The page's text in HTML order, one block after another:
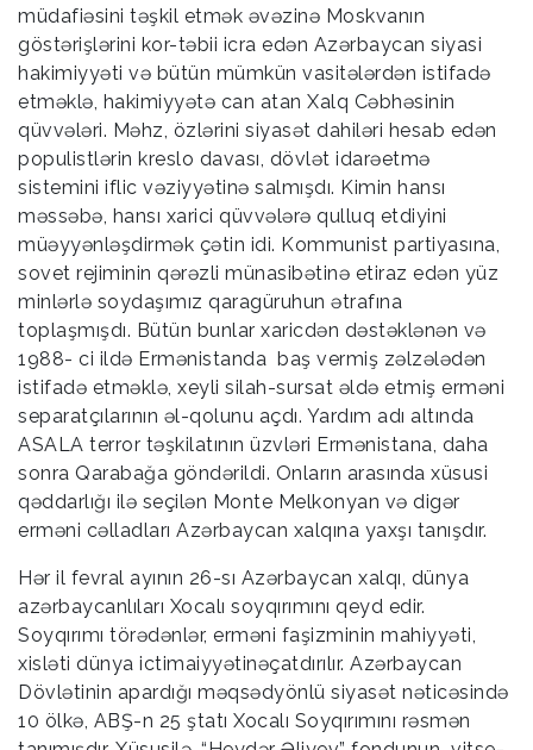
müdafiəsini təşkil etmək əvəzinə Moskvanın
göstərişlərini kor-təbii icra edən Azərbaycan siyasi
hakimiyyəti və bütün mümkün vasitələrdən istifadə
etməklə, hakimiyyətə can atan Xalq Cəbhəsinin
qüvvələri. Məhz, özlərini siyasət dahiləri hesab edən
populistlərin kreslo davası, dövlət idarəetmə
sistemini iflic vəziyyətinə salmışdı. Kimin hansı
məssəbə, hansı xarici qüvvələrə qulluq etdiyini
müəyyənləşdirmək çətin idi. Kommunist partiyasına,
sovet rejiminin qərəzli münasibətinə etiraz edən yüz
minlərlə soydaşımız qaragüruhun ətrafına
toplaşmışdı. Bütün bunlar xaricdən dəstəklənən və
1988- ci ildə Ermənistanda baş vermiş zəlzələdən
istifadə etməklə, xeyli silah-sursat əldə etmiş erməni
separatçılarının əl-qolunu açdı. Yardım adı altında
ASALA terror təşkilatının üzvləri Ermənistana, daha
sonra Qarabağa göndərildi. Onların arasında xüsusi
qəddarlığı ilə seçilən Monte Melkonyan və digər
erməni cəlladları Azərbaycan xalqına yaxşı tanışdır.
Hər il fevral ayının 26-sı Azərbaycan xalqı, dünya
azərbaycanlıları Xocalı soyqırımını qeyd edir.
Soyqırımı törədənlər, erməni faşizminin mahiyyəti,
xisləti dünya ictimaiyyətinəçatdırılır. Azərbaycan
Dövlətinin apardığı məqsədyönlü siyasət nəticəsində
10 ölkə, ABŞ-n 25 ştatı Xocalı Soyqırımını rəsmən